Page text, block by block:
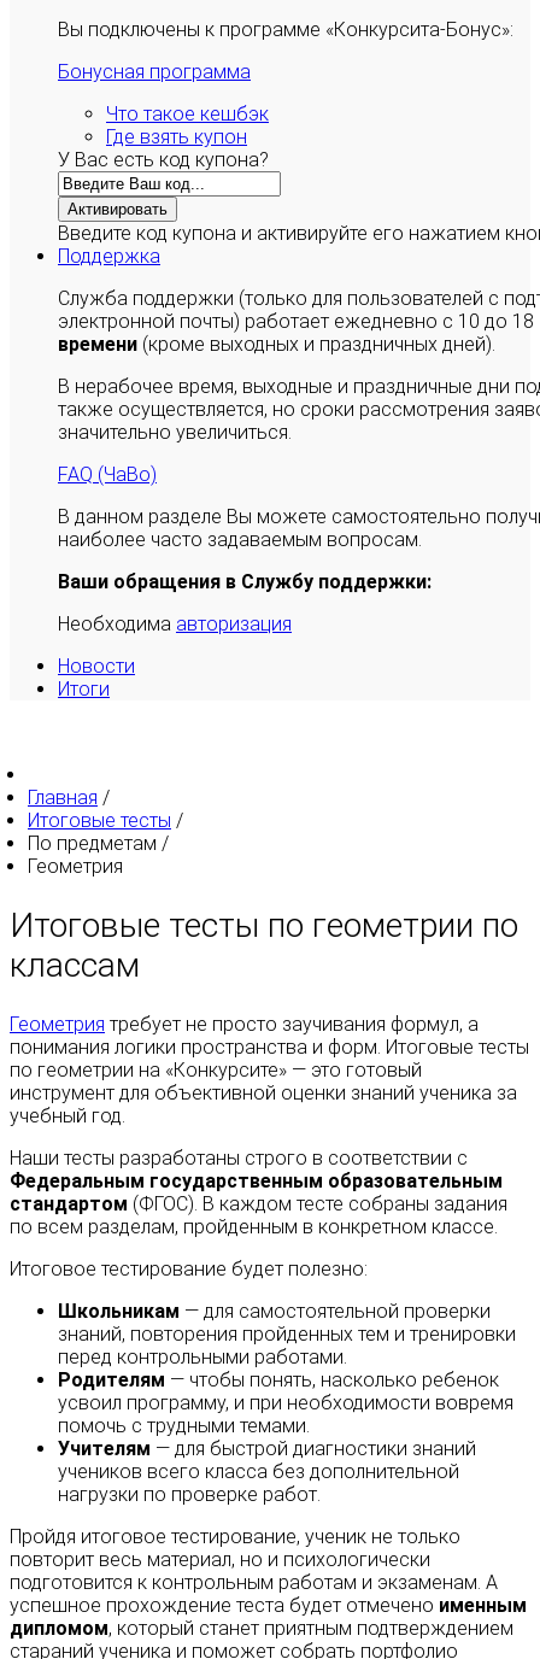
Вы подключены к программе «Конкурсита-Бонус»:
Бонусная программа
Что такое кешбэк
Где взять купон
У Вас есть код купона?
Активировать
Введите код купона и активируйте его нажатием
Поддержка
Служба поддержки (только для пользователей с
электронной почты) работает ежедневно с 10 до
времени (кроме выходных и праздничных дней).
В нерабочее время, выходные и праздничные дни
также осуществляется, но сроки рассмотрения
значительно увеличиться.
FAQ (ЧаВо)
В данном разделе Вы можете самостоятельно
наиболее часто задаваемым вопросам.
Ваши обращения в Службу поддержки:
Необходима авторизация
Новости
Итоги
Главная /
Итоговые тесты /
По предметам /
Геометрия
Итоговые тесты по геометрии по
классам
Геометрия требует не просто заучивания формул, а
понимания логики пространства и форм. Итоговые тесты
по геометрии на «Конкурсите» — это готовый
инструмент для объективной оценки знаний ученика за
учебный год.
Наши тесты разработаны строго в соответствии с
Федеральным государственным образовательным
стандартом (ФГОС). В каждом тесте собраны задания
по всем разделам, пройденным в конкретном классе.
Итоговое тестирование будет полезно:
Школьникам — для самостоятельной проверки
знаний, повторения пройденных тем и тренировки
перед контрольными работами.
Родителям — чтобы понять, насколько ребенок
усвоил программу, и при необходимости вовремя
помочь с трудными темами.
Учителям — для быстрой диагностики знаний
учеников всего класса без дополнительной
нагрузки по проверке работ.
Пройдя итоговое тестирование, ученик не только
повторит весь материал, но и психологически
подготовится к контрольным работам и экзаменам. А
успешное прохождение теста будет отмечено именным
дипломом, который станет приятным подтверждением
стараний ученика и поможет собрать портфолио